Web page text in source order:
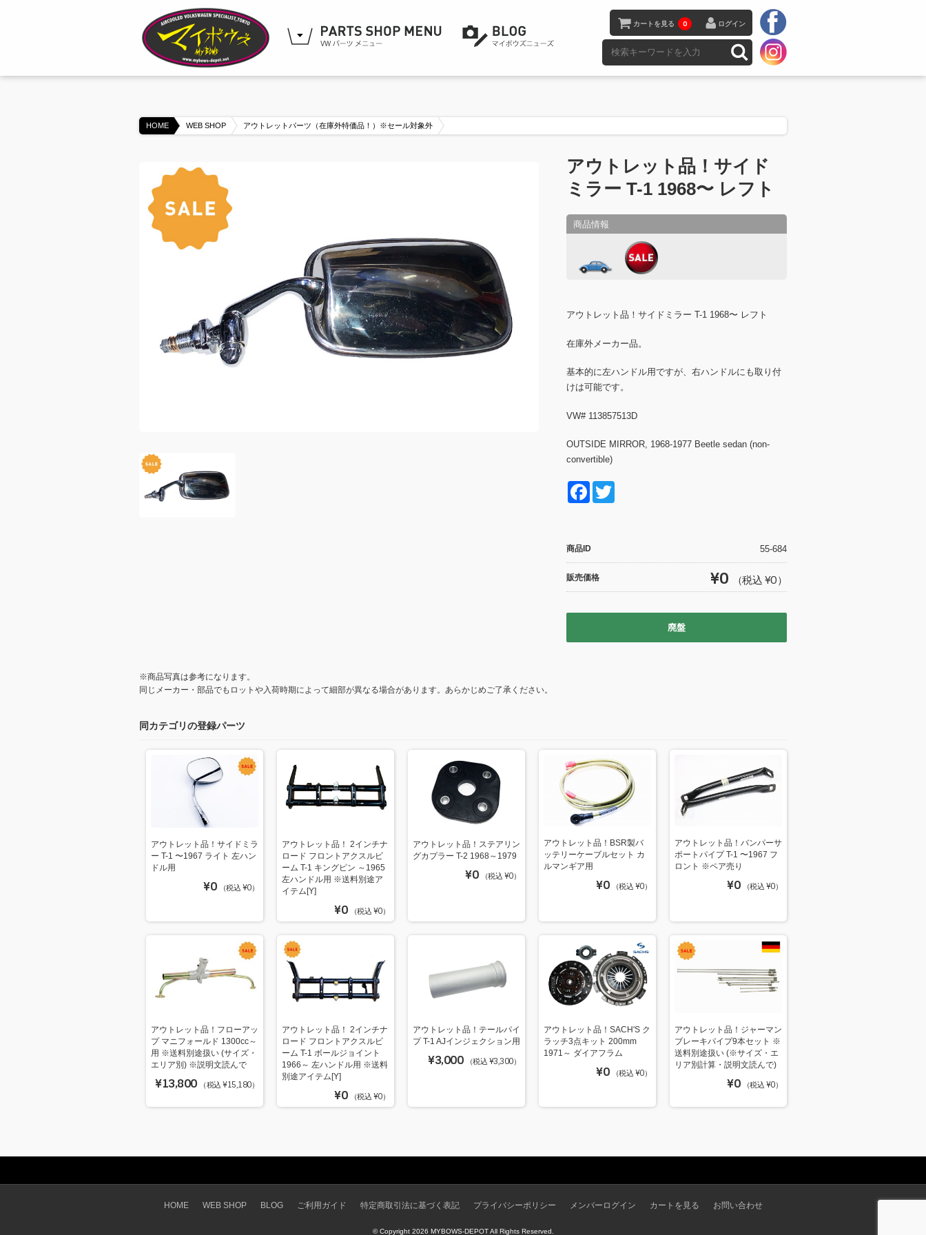
カートを見る 0 ログイン
HOME WEB SHOP アウトレットパーツ（在庫外特価品！）※セール対象外
アウトレット品！サイド
ミラー T-1 1968〜 レフト
アウトレット品！サイドミラー T-1 1968〜 レフト
在庫外メーカー品。
基本的に左ハンドル用ですが、右ハンドルにも取り付
けは可能です。
VW# 113857513D
OUTSIDE MIRROR, 1968-1977 Beetle sedan (non-
convertible)
F
e
b
k
er
商品ID 55-684
販売価格 ¥0 （税込 ¥0）
廃盤
※商品写真は参考になります。
同じメーカー・部品でもロットや入荷時期によって細部が異なる場合があります。あらかじめご了承ください。
同カテゴリの登録パーツ
アウトレット品！サイドミラ
ー T-1 〜1967 ライト 左ハン
ドル用
¥0 （税込 ¥0）
アウトレット品！ 2インチナ
ロード フロントアクスルビ
ーム T-1 キングピン ～1965
左ハンドル用 ※送料別途ア
イテム[Y]
¥0 （税込 ¥0）
アウトレット品！ステアリン
グカプラー T-2 1968～1979
¥0 （税込 ¥0）
アウトレット品！BSR製バ
ッテリーケーブルセット カ
ルマンギア用
¥0 （税込 ¥0）
アウトレット品！バンパーサ
ポートパイプ T-1 〜1967 フ
ロント ※ペア売り
¥0 （税込 ¥0）
アウトレット品！フローアッ
プ マニフォールド 1300cc～
用 ※送料別途扱い (サイズ・
エリア別) ※説明文読んで
¥13,800 （税込 ¥15,180）
アウトレット品！ 2インチナ
ロード フロントアクスルビ
ーム T-1 ボールジョイント
1966～ 左ハンドル用 ※送料
別途アイテム[Y]
¥0 （税込 ¥0）
アウトレット品！テールパイ
プ T-1 AJインジェクション用
¥3,000 （税込 ¥3,300）
アウトレット品！SACH'S ク
ラッチ3点キット 200mm
1971～ ダイアフラム
¥0 （税込 ¥0）
アウトレット品！ジャーマン
ブレーキパイプ9本セット ※
送料別途扱い (※サイズ・エ
リア別計算・説明文読んで)
¥0 （税込 ¥0）
HOME WEB SHOP BLOG ご利用ガイド 特定商取引法に基づく表記 プライバシーポリシー メンバーログイン カートを見る お問い合わせ
© Copyright 2026 MYBOWS-DEPOT All Rights Reserved.